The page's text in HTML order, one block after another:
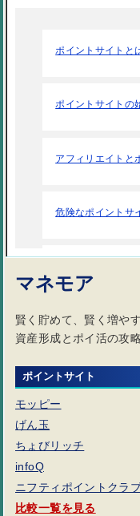
ポイントサイトと
ポイントサイトの
アフィリエイトと
危険なポイントサ
ポイントサイトの
ポイントサイトは
広告利用で気をつ
マネモア
賢く貯めて、賢く増やす
資産形成とポイ活の攻
ポイントサイト
モッピー
げん玉
ちょびリッチ
infoQ
ニフティポイントクラ
比較一覧を見る